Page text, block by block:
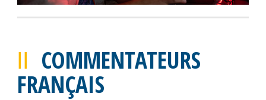
COMMENTATEURS
FRANÇAIS